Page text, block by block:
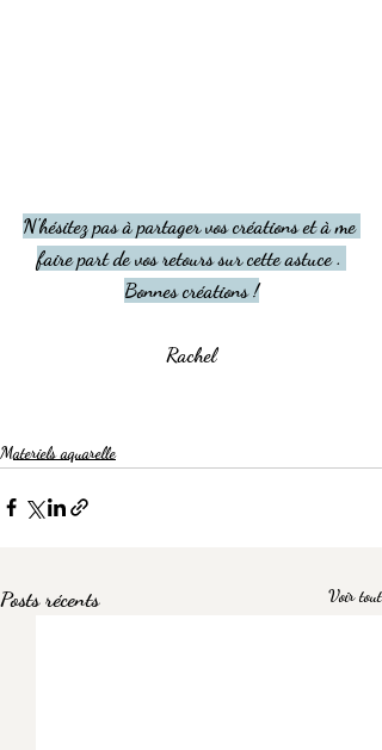
N'hésitez pas à partager vos créations et à me
faire part de vos retours sur cette astuce .
Bonnes créations !
Rachel
Materiels aquarelle
Posts récents Voir tout